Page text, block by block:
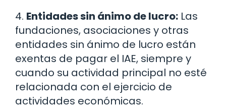
4. Entidades sin ánimo de lucro: Las
fundaciones, asociaciones y otras
entidades sin ánimo de lucro están
exentas de pagar el IAE, siempre y
cuando su actividad principal no esté
relacionada con el ejercicio de
actividades económicas.